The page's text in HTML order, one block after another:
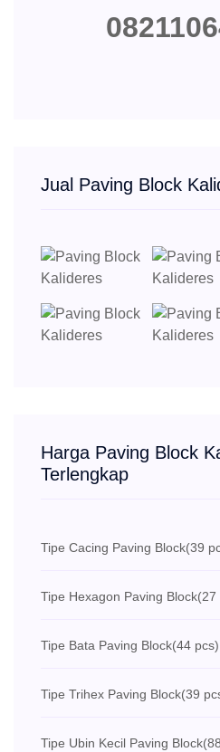
Jual Paving Block
Harga Paving Block
Terlengkap
Tipe Cacing Paving Block(39
Tipe Hexagon Paving Block(27
Tipe Bata Paving Block(44 pcs)
Tipe Trihex Paving Block(39
Tipe Ubin Kecil Paving Block